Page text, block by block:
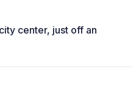
center, just off an